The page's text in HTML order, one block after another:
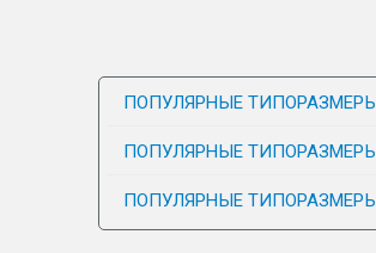
ПОПУЛЯРНЫЕ
ПОПУЛЯРНЫЕ
ПОПУЛЯРНЫЕ